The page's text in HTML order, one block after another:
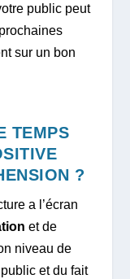
public peut
sur un bon
TEMPS
?
a l’écran
et de
niveau de
et du fait